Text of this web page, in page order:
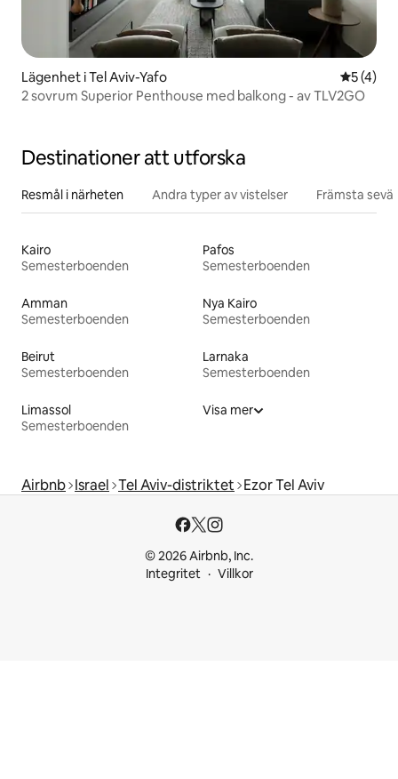
Lägenhet i Tel Aviv-Yafo 5 av 5 i
5 (4)
2 sovrum Superior Penthouse med balkong - av TLV2GO
Destinationer att utforska
Resmål i närheten Andra typer av vistelser Främsta
Kairo
Semesterboenden
Pafos
Semesterboenden
Amman
Semesterboenden
Nya Kairo
Semesterboenden
Beirut
Semesterboenden
Larnaka
Semesterboenden
Limassol
Semesterboenden
Visa mer
Airbnb Israel Tel Aviv-distriktet Ezor Tel Aviv
© 2026 Airbnb, Inc.
Integritet
Villkor